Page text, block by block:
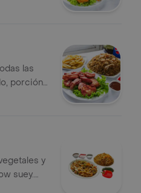
las
porción
litros.
y
suey.